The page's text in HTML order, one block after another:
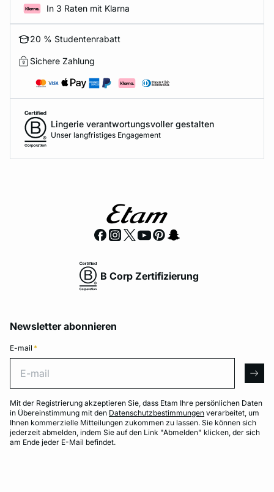
In 3 Raten mit Klarna
20 % Studentenrabatt
Sichere Zahlung
Lingerie verantwortungsvoller gestalten
Unser langfristiges Engagement
B Corp Zertifizierung
Newsletter abonnieren
E-mail *
Mit der Registrierung akzeptieren Sie, dass Etam Ihre persönlichen Daten
in Übereinstimmung mit den Datenschutzbestimmungen verarbeitet, um
Ihnen kommerzielle Mitteilungen zukommen zu lassen. Sie können sich
jederzeit abmelden, indem Sie auf den Link "Abmelden" klicken, der sich
am Ende jeder E-Mail befindet.